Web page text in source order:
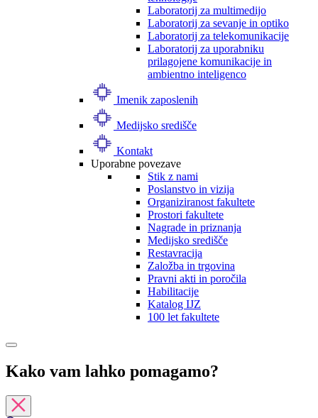
Laboratorij za multimedijo
Laboratorij za sevanje in optiko
Laboratorij za telekomunikacije
Laboratorij za uporabniku
prilagojene komunikacije in
ambientno inteligenco
Imenik zaposlenih
Medijsko središče
Kontakt
Uporabne povezave
Stik z nami
Poslanstvo in vizija
Organiziranost fakultete
Prostori fakultete
Nagrade in priznanja
Medijsko središče
Restavracija
Založba in trgovina
Pravni akti in poročila
Habilitacije
Katalog IJZ
100 let fakultete
Kako vam lahko pomagamo?